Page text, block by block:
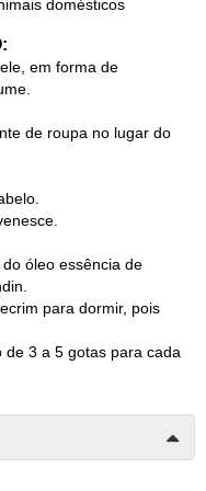
domésticos
em forma de
de roupa no lugar do
óleo essência de
para dormir, pois
3 a 5 gotas para cada